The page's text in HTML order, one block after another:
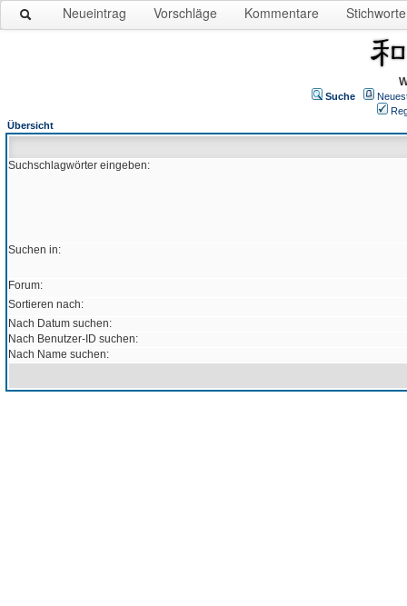
Neueintrag Vorschläge Kommentare Stichworte
Suche
Übersicht
Suchschlagwörter eingeben:
Suchen in:
Forum:
Sortieren nach:
Nach Datum suchen:
Nach Benutzer-ID suchen:
Nach Name suchen: